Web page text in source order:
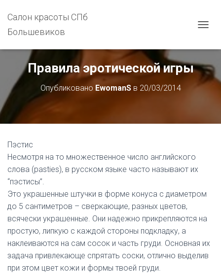
Салон красоты СПб
Большевиков
Р
К
Л
Ь
Ц
Правила эротической игры
Опубликовано EwomanSв 20/03/2014
Пэстис
Несмотря на то множественное число английского
слова (pasties), в русском языке часто называют их
“пэстисы”.
Это украшенные штучки в форме конуса с диаметром
до 5 сантиметров – сверкающие, разных цветов,
всячески украшенные. Они надежно прикрепляются на
простую, липкую с каждой стороны подкладку, а
наклеиваются на сам сосок и часть груди. Основная их
задача привлекающе спрятать соски, отлично выделив
при этом цвет кожи и формы твоей груди.